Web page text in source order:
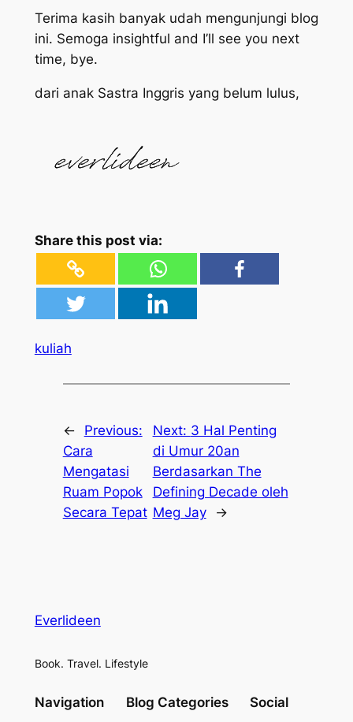
Terima kasih banyak udah mengunjungi blog
ini. Semoga insightful and I’ll see you next
time, bye.
dari anak Sastra Inggris yang belum lulus,
Share this post via:
kuliah
←
Previous:
Cara
Mengatasi
Ruam Popok
Secara Tepat
Next: 3 Hal Penting
di Umur 20an
Berdasarkan The
Defining Decade oleh
Meg Jay
→
Everlideen
Book. Travel. Lifestyle
Navigation Blog Categories Social